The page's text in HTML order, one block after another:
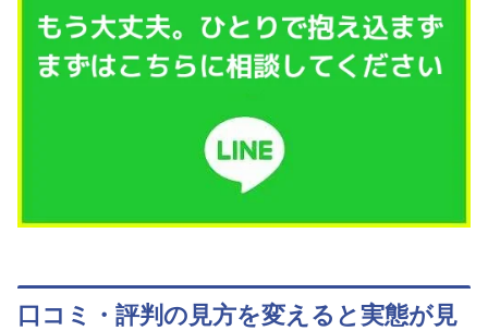
口コミ・評判の見方を変えると実態が見